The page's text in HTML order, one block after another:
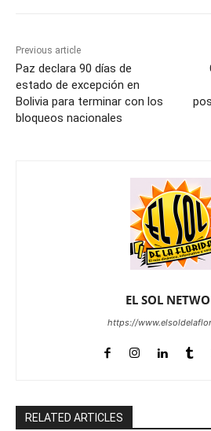
Previous article
Paz declara 90 días de
estado de excepción en
Bolivia para terminar con los
bloqueos nacionales
EL SOL
https://
RELATED ARTICLES